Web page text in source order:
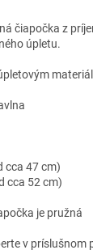
čiapočka z
úpletu.
47 cm)
cca 52 cm)
je pružná
v príslušnom